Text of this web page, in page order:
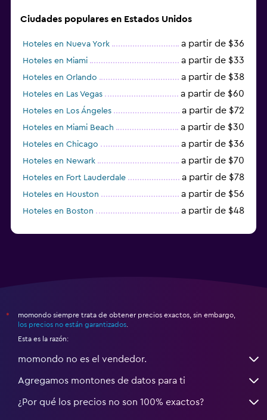
Ciudades populares en Estados Unidos
Hoteles en Nueva York a partir de $36
Hoteles en Miami a partir de $33
Hoteles en Orlando a partir de $38
Hoteles en Las Vegas a partir de $60
Hoteles en Los Ángeles a partir de $72
Hoteles en Miami Beach a partir de $30
Hoteles en Chicago a partir de $36
Hoteles en Newark a partir de $70
Hoteles en Fort Lauderdale a partir de $78
Hoteles en Houston a partir de $56
Hoteles en Boston a partir de $48
*
momondo siempre trata de obtener precios exactos, sin embargo,
los precios no están garantizados
Esta es la razón:
momondo no es el vendedor.
Agregamos montones de datos para ti
¿Por qué los precios no son 100% exactos?